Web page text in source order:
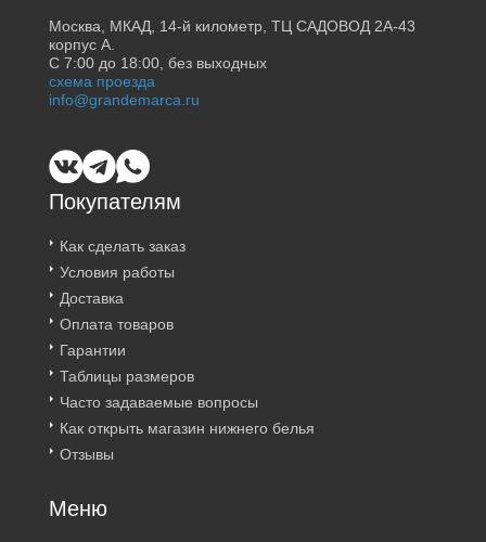
Покупателям
Как сделать заказ
Условия работы
Доставка
Оплата товаров
Гарантии
Таблицы размеров
Часто задаваемые вопросы
Как открыть магазин нижнего белья
Отзывы
Меню
Москва, МКАД, 14-й километр, ТЦ САДОВОД 2А-43
корпус А.
С 7:00 до 18:00, без выходных
схема проезда
info@grandemarca.ru